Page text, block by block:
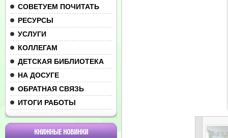
СОВЕТУЕМ ПОЧИТАТЬ
РЕСУРСЫ
УСЛУГИ
КОЛЛЕГАМ
ДЕТСКАЯ БИБЛИОТЕКА
НА ДОСУГЕ
ОБРАТНАЯ СВЯЗЬ
ИТОГИ РАБОТЫ
КНИЖНЫЕ НОВИНКИ